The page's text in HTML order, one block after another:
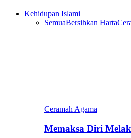
Kehidupan Islami
SemuaBersihkan Harta
Ceramah Agama
Memaksa Diri